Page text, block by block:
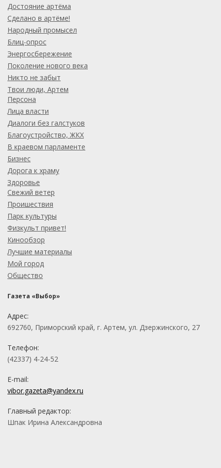
Достояние артёма
Сделано в артёме!
Народный промысел
Блиц-опрос
Энергосбережение
Поколение нового века
Никто не забыт
Твои люди, Артем
Персона
Лица власти
Диалоги без галстуков
Благоустройство, ЖКХ
В краевом парламенте
Бизнес
Дорога к храму
Здоровье
Свежий ветер
Проишествия
Парк культуры
Физкульт привет!
Кинообзор
Лучшие материалы
Мой город
Общество
Газета «Выбор»
Адрес:
692760, Приморский край, г. Артем, ул. Дзержинского, 27
Телефон:
(42337) 4-24-52
E-mail:
vibor.gazeta@yandex.ru
Главный редактор:
Шпак Ирина Александровна